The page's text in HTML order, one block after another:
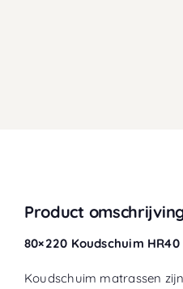
Product
80×220 Koudschuim HR40
Koudschuim matrassen